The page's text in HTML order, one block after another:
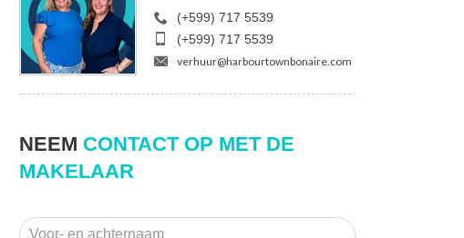
(+599) 717 5539
(+599) 717 5539
verhuur@harbourtownbonaire.com
NEEM CONTACT OP MET DE
MAKELAAR